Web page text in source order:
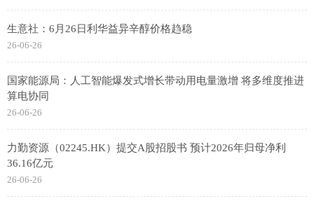
生意社：6月26日利华益异辛醇价格趋稳
26-06-26
国家能源局：人工智能爆发式增长带动用电量激增 将多维度推进
算电协同
26-06-26
力勤资源（02245.HK）提交A股招股书 预计2026年归母净利
36.16亿元
26-06-26